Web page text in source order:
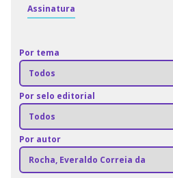
Assinatura
Por tema
Por selo editorial
Por autor